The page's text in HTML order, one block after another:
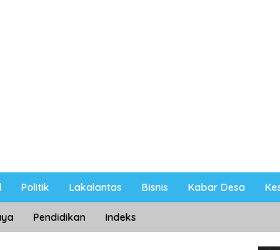
Politik Lakalantas Bisnis Kabar Desa
Pendidikan Indeks